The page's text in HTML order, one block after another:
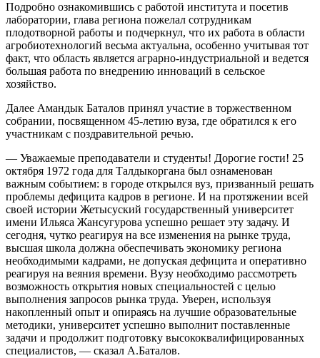
Подробно ознакомившись с работой института и посетив
лаборатории, глава региона пожелал сотрудникам
плодотворной работы и подчеркнул, что их работа в области
агробиотехнологий весьма актуальна, особенно учитывая тот
факт, что область является аграрно-индустриальной и ведется
большая работа по внедрению инноваций в сельское
хозяйство.
Далее Амандык Баталов принял участие в торжественном
собрании, посвященном 45-летию вуза, где обратился к его
участникам с поздравительной речью.
— Уважаемые преподаватели и студенты! Дорогие гости! 25
октября 1972 года для Талдыкоргана был ознаменован
важным событием: в городе открылся вуз, призванный решать
проблемы дефицита кадров в регионе. И на протяжении всей
своей истории Жетысуский государственный университет
имени Ильяса Жансугурова успешно решает эту задачу. И
сегодня, чутко реагируя на все изменения на рынке труда,
высшая школа должна обеспечивать экономику региона
необходимыми кадрами, не допуская дефицита и оперативно
реагируя на веяния времени. Вузу необходимо рассмотреть
возможность открытия новых специальностей с целью
выполнения запросов рынка труда. Уверен, используя
накопленный опыт и опираясь на лучшие образовательные
методики, университет успешно выполнит поставленные
задачи и продолжит подготовку высококвалифицированных
специалистов, — сказал А.Баталов.